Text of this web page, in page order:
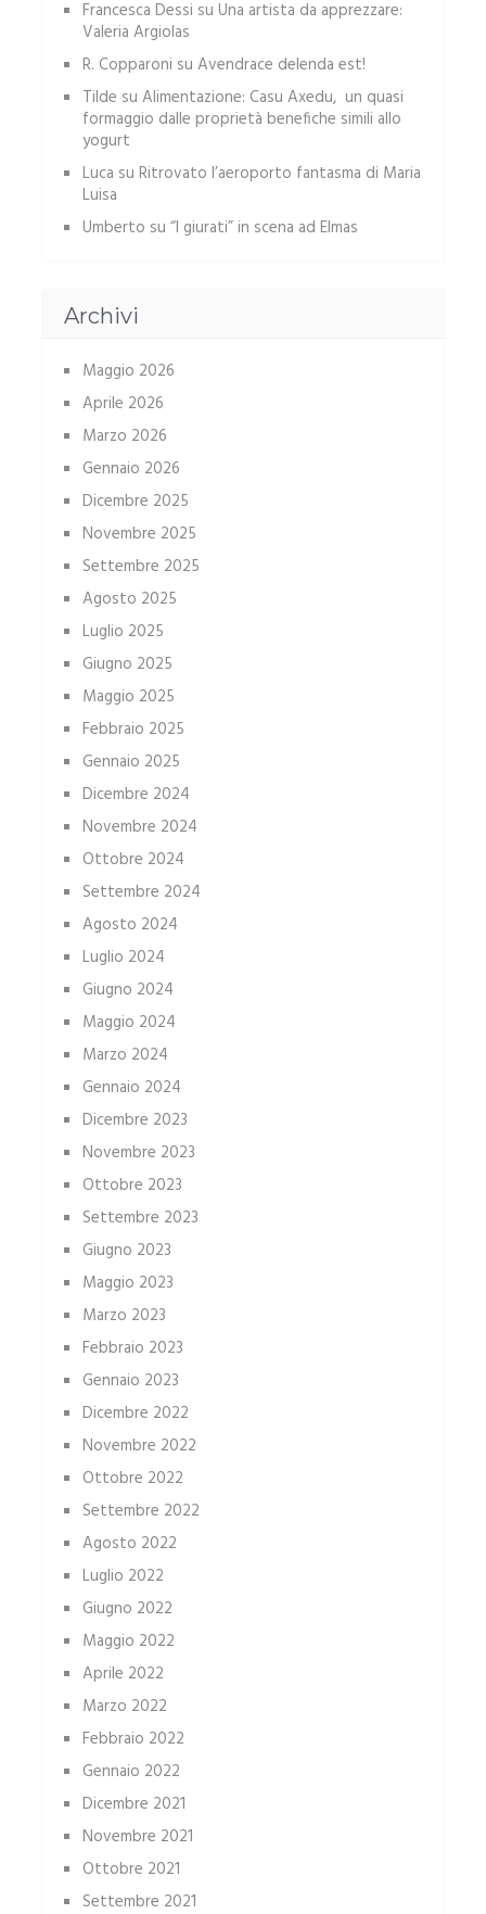
Francesca Dessi su Una artista da apprezzare:
Valeria Argiolas
R. Copparoni su Avendrace delenda est!
Tilde su Alimentazione: Casu Axedu, un quasi
formaggio dalle proprietà benefiche simili allo
yogurt
Luca su Ritrovato l’aeroporto fantasma di Maria
Luisa
Umberto su “I giurati” in scena ad Elmas
Archivi
Maggio 2026
Aprile 2026
Marzo 2026
Gennaio 2026
Dicembre 2025
Novembre 2025
Settembre 2025
Agosto 2025
Luglio 2025
Giugno 2025
Maggio 2025
Febbraio 2025
Gennaio 2025
Dicembre 2024
Novembre 2024
Ottobre 2024
Settembre 2024
Agosto 2024
Luglio 2024
Giugno 2024
Maggio 2024
Marzo 2024
Gennaio 2024
Dicembre 2023
Novembre 2023
Ottobre 2023
Settembre 2023
Giugno 2023
Maggio 2023
Marzo 2023
Febbraio 2023
Gennaio 2023
Dicembre 2022
Novembre 2022
Ottobre 2022
Settembre 2022
Agosto 2022
Luglio 2022
Giugno 2022
Maggio 2022
Aprile 2022
Marzo 2022
Febbraio 2022
Gennaio 2022
Dicembre 2021
Novembre 2021
Ottobre 2021
Settembre 2021